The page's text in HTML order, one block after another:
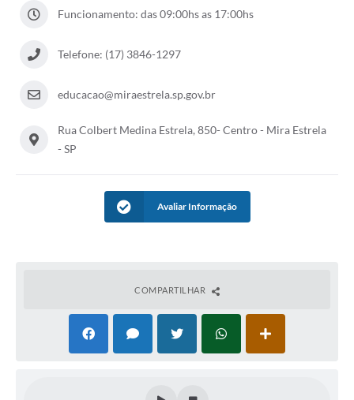
Funcionamento: das 09:00hs as 17:00hs
Telefone: (17) 3846-1297
educacao@miraestrela.sp.gov.br
Rua Colbert Medina Estrela, 850- Centro - Mira Estrela
- SP
Avaliar Informação
COMPARTILHAR